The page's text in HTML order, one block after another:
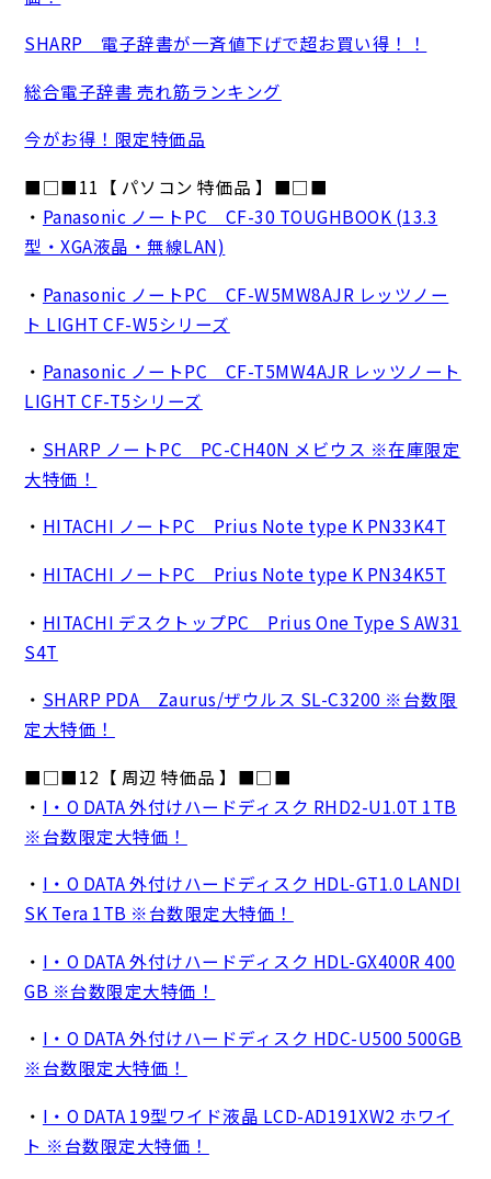
SHARP 電子辞書が一斉値下げで超お買い得！！
総合電子辞書 売れ筋ランキング
今がお得！限定特価品
■□■11【 パソコン 特価品 】■□■
・ Panasonic ノートPC CF-30 TOUGHBOOK (13.3
型・XGA液晶・無線LAN)
・ Panasonic ノートPC CF-W5MW8AJR レッツノー
ト LIGHT CF-W5シリーズ
・ Panasonic ノートPC CF-T5MW4AJR レッツノート
LIGHT CF-T5シリーズ
・ SHARP ノートPC PC-CH40N メビウス ※在庫限定
大特価！
・ HITACHI ノートPC Prius Note type K PN33K4T
・ HITACHI ノートPC Prius Note type K PN34K5T
・ HITACHI デスクトップPC Prius One Type S AW31
S4T
・ SHARP PDA Zaurus/ザウルス SL-C3200 ※台数限
定大特価！
■□■12【 周辺 特価品 】■□■
・ I・O DATA 外付けハードディスク RHD2-U1.0T 1TB
※台数限定大特価！
・ I・O DATA 外付けハードディスク HDL-GT1.0 LANDI
SK Tera 1TB ※台数限定大特価！
・ I・O DATA 外付けハードディスク HDL-GX400R 400
GB ※台数限定大特価！
・ I・O DATA 外付けハードディスク HDC-U500 500GB
※台数限定大特価！
・ I・O DATA 19型ワイド液晶 LCD-AD191XW2 ホワイ
ト ※台数限定大特価！